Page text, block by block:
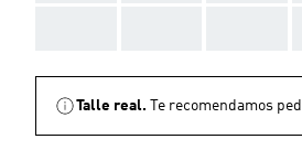
Talle real. Te recomendamos